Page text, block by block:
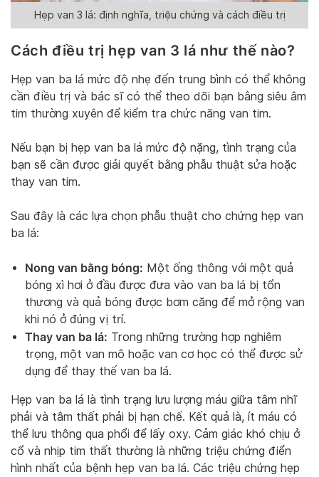
Hẹp van 3 lá: định nghĩa, triệu chứng và cách điều trị
Cách điều trị hẹp van 3 lá như thế nào?
Hẹp van ba lá mức độ nhẹ đến trung bình có thể không
cần điều trị và bác sĩ có thể theo dõi bạn bằng siêu âm
tim thường xuyên để kiểm tra chức năng van tim.
Nếu bạn bị hẹp van ba lá mức độ nặng, tình trạng của
bạn sẽ cần được giải quyết bằng phẫu thuật sửa hoặc
thay van tim.
Sau đây là các lựa chọn phẫu thuật cho chứng hẹp van
ba lá:
Nong van bằng bóng: Một ống thông với một quả
bóng xì hơi ở đầu được đưa vào van ba lá bị tổn
thương và quả bóng được bơm căng để mở rộng van
khi nó ở đúng vị trí.
Thay van ba lá: Trong những trường hợp nghiêm
trọng, một van mô hoặc van cơ học có thể được sử
dụng để thay thế van ba lá.
Hẹp van ba lá là tình trạng lưu lượng máu giữa tâm nhĩ
phải và tâm thất phải bị hạn chế. Kết quả là, ít máu có
thể lưu thông qua phổi để lấy oxy. Cảm giác khó chịu ở
cổ và nhịp tim thất thường là những triệu chứng điển
hình nhất của bệnh hẹp van ba lá. Các triệu chứng hẹp